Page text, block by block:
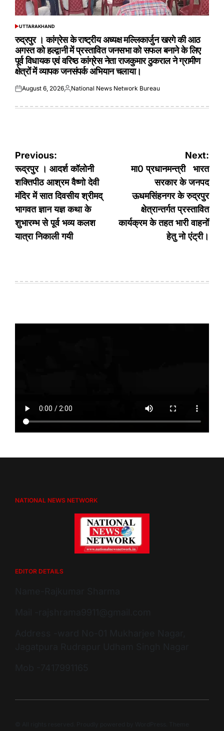
POSTED
UTTARAKHAND
रुद्रपुर । कांग्रेस के राष्ट्रीय अध्यक्ष मल्लिकार्जुन खरगे की आठ
अगस्त को हल्द्वानी में प्रस्तावित जनसभा को सफल बनाने के लिए
पूर्व विधायक एवं वरिष्ठ कांग्रेस नेता राजकुमार ठुकराल ने ग्रामीण
क्षेत्रों में व्यापक जनसंपर्क अभियान चलाया।
Posted
August 6, 2026Posted
National News Network Bureau
Post
navigation
Previous:
रूद्रपुर । आदर्श कॉलोनी
शक्तिपीठ आश्रम वैष्णो देवी
मंदिर में सात दिवसीय श्रीमद्
भागवत ज्ञान यज्ञ कथा के
शुभारम्भ से पूर्व भव्य कलश
यात्रा निकाली गयी
Next:
मा0 प्रधानमन्त्री भारत
सरकार के जनपद
ऊधमसिंहनगर के रुद्रपुर
क्षेत्रान्तर्गत प्रस्तावित
कार्यक्रम के तहत भारी वाहनों
हेतु नो एंट्री।
NATIONAL NEWS NETWORK
EDITOR DETAILS